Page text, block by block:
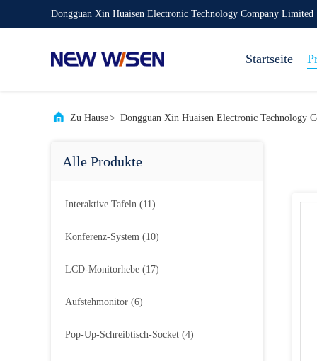
Dongguan Xin Huaisen Electronic Technology Company Limited
Startseite
Zu Hause> Dongguan Xin Huaisen Electronic Technology
Alle Produkte
Interaktive Tafeln (11)
Konferenz-System (10)
LCD-Monitorhebe (17)
Aufstehmonitor (6)
Pop-Up-Schreibtisch-Socket (4)